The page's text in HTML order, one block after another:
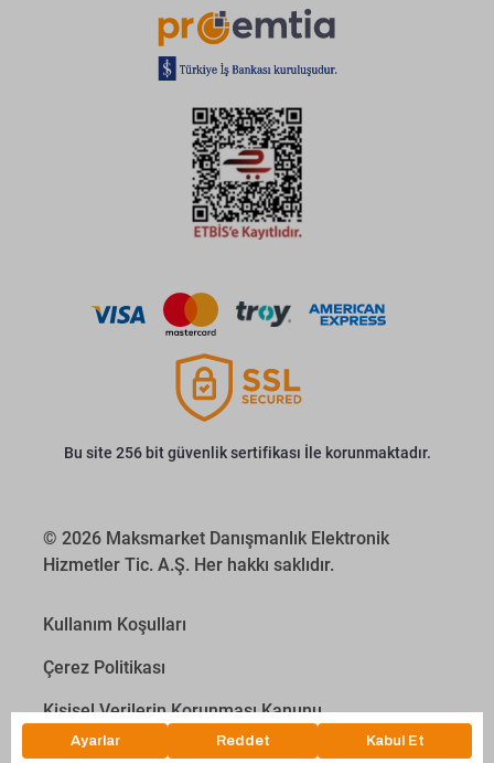
Bu site 256 bit güvenlik sertifikası İle korunmaktadır.
© 2026 Maksmarket Danışmanlık Elektronik
Hizmetler Tic. A.Ş. Her hakkı saklıdır.
Kullanım Koşulları
Çerez Politikası
Kişisel Verilerin Korunması Kanunu
İletişim Aydınlatma Metni